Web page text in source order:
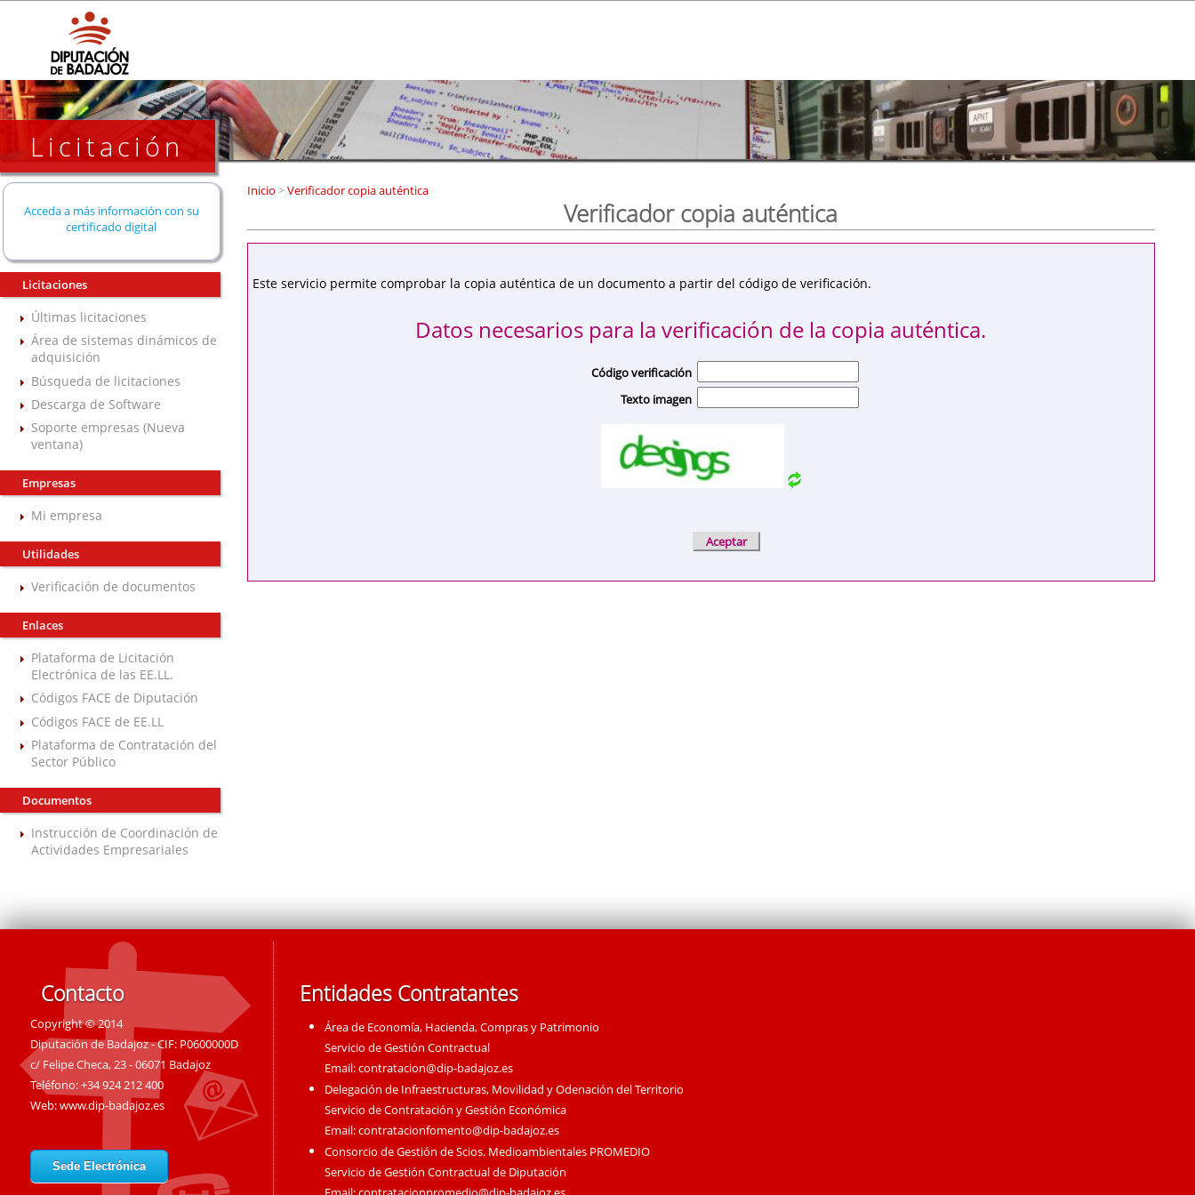
Licitación
Acceda a más información con su
certificado digital
Licitaciones
Últimas licitaciones
Área de sistemas dinámicos de
adquisición
Búsqueda de licitaciones
Descarga de Software
Soporte empresas (Nueva
ventana)
Empresas
Mi empresa
Utilidades
Verificación de documentos
Enlaces
Plataforma de Licitación
Electrónica de las EE.LL.
Códigos FACE de Diputación
Códigos FACE de EE.LL
Plataforma de Contratación del
Sector Público
Documentos
Instrucción de Coordinación de
Actividades Empresariales
Inicio >Verificador copia auténtica
Verificador copia auténtica
Este servicio permite comprobar la copia auténtica de un documento a partir del código de verificación.
Datos necesarios para la verificación de la copia auténtica.
Código verificación
Texto imagen
Contacto
Copyright © 2014
Diputación de Badajoz - CIF: P0600000D
c/ Felipe Checa, 23 - 06071 Badajoz
Teléfono: +34 924 212 400
Web:www.dip-badajoz.es
Sede Electrónica
Entidades Contratantes
Área de Economía, Hacienda, Compras y Patrimonio
Servicio de Gestión Contractual
Email:contratacion@dip-badajoz.es
Delegación de Infraestructuras, Movilidad y Odenación del Territorio
Servicio de Contratación y Gestión Económica
Email:contratacionfomento@dip-badajoz.es
Consorcio de Gestión de Scios. Medioambientales PROMEDIO
Servicio de Gestión Contractual de Diputación